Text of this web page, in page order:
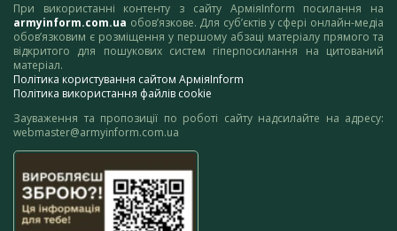
При використанні контенту з сайту АрміяInform посилання на
armyinform.com.ua обов’язкове. Для суб’єктів у сфері онлайн-медіа
обов’язковим є розміщення у першому абзаці матеріалу прямого та
відкритого для пошукових систем гіперпосилання на цитований
матеріал.
Політика користування сайтом АрміяInform
Політика використання файлів cookie
Зауваження та пропозиції по роботі сайту надсилайте на адресу:
webmaster@armyinform.com.ua